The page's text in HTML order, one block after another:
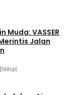
Muda: VASSER
Jalan